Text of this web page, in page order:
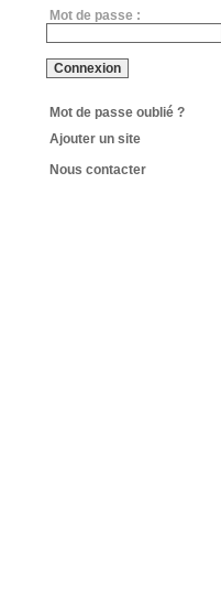
Mot de passe :
Mot de passe oublié ?
Ajouter un site
Nous contacter